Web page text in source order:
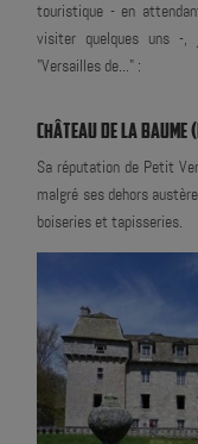
touristique - en
visiter quelques uns -,
"Versailles de..." :
CHÂTEAU DE LA BAUME
Sa réputation de Petit
malgré ses dehors
boiseries et tapisseries.